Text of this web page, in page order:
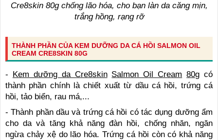
Cre8skin 80g chống lão hóa, cho bạn làn da căng mịn,
trắng hồng, rạng rỡ
THÀNH PHẦN CỦA KEM DƯỠNG DA CÁ HỒI SALMON OIL
CREAM CRE8SKIN 80G
- Kem dưỡng da Cre8skin Salmon Oil Cream 80g có
thành phần chính là chiết xuất từ dầu cá hồi, trứng cá
hồi, tảo biển, rau má,...
- Thành phần dầu và trứng cá hồi có tác dụng dưỡng ẩm
cho da và tăng khả năng đàn hồi, chống nhăn, ngăn
ngừa chảy xệ do lão hóa. Trứng cá hồi còn có khả năng